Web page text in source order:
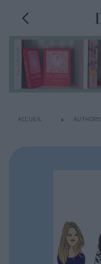
ACCUEIL AUTHORS